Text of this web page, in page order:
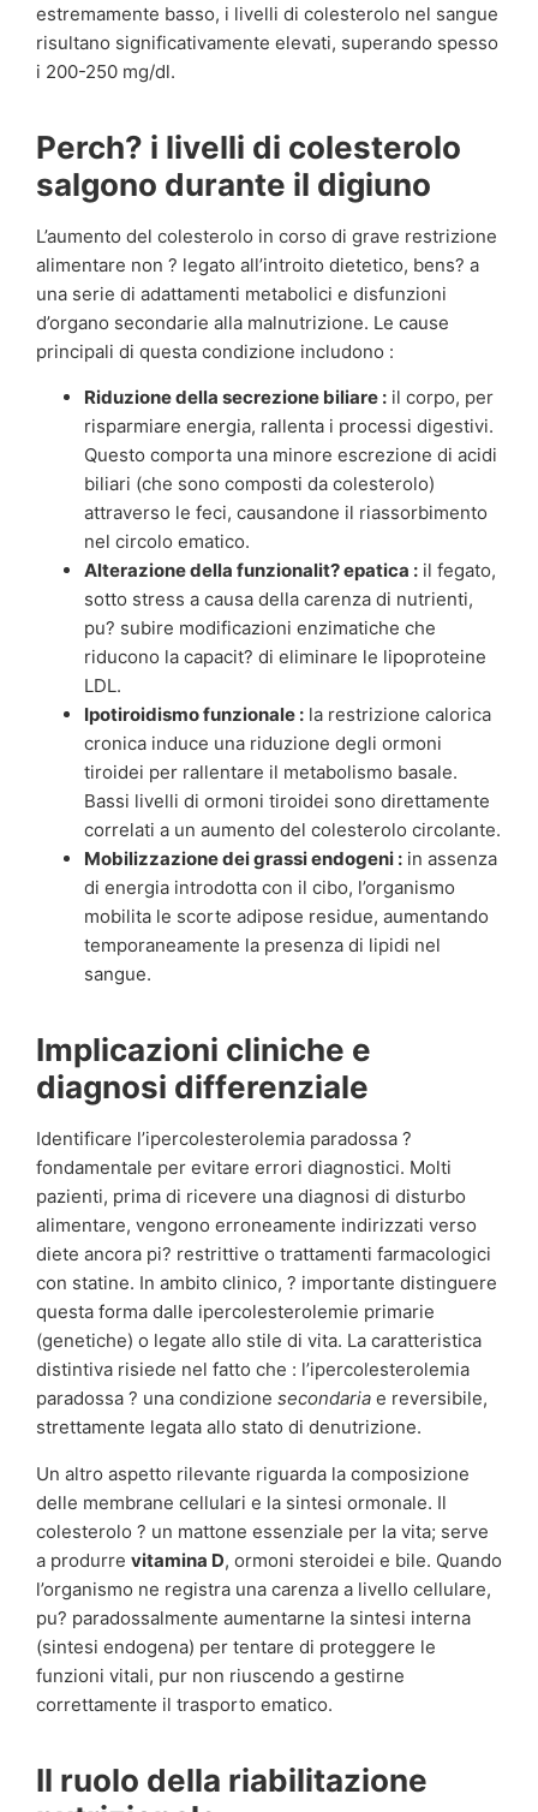
estremamente basso, i livelli di colesterolo nel sangue
risultano significativamente elevati, superando spesso
i 200-250 mg/dl.
Perch? i livelli di colesterolo
salgono durante il digiuno
L’aumento del colesterolo in corso di grave restrizione
alimentare non ? legato all’introito dietetico, bens? a
una serie di adattamenti metabolici e disfunzioni
d’organo secondarie alla malnutrizione. Le cause
principali di questa condizione includono :
Riduzione della secrezione biliare : il corpo, per
risparmiare energia, rallenta i processi digestivi.
Questo comporta una minore escrezione di acidi
biliari (che sono composti da colesterolo)
attraverso le feci, causandone il riassorbimento
nel circolo ematico.
Alterazione della funzionalit? epatica : il fegato,
sotto stress a causa della carenza di nutrienti,
pu? subire modificazioni enzimatiche che
riducono la capacit? di eliminare le lipoproteine
LDL.
Ipotiroidismo funzionale : la restrizione calorica
cronica induce una riduzione degli ormoni
tiroidei per rallentare il metabolismo basale.
Bassi livelli di ormoni tiroidei sono direttamente
correlati a un aumento del colesterolo circolante.
Mobilizzazione dei grassi endogeni : in assenza
di energia introdotta con il cibo, l’organismo
mobilita le scorte adipose residue, aumentando
temporaneamente la presenza di lipidi nel
sangue.
Implicazioni cliniche e
diagnosi differenziale
Identificare l’ipercolesterolemia paradossa ?
fondamentale per evitare errori diagnostici. Molti
pazienti, prima di ricevere una diagnosi di disturbo
alimentare, vengono erroneamente indirizzati verso
diete ancora pi? restrittive o trattamenti farmacologici
con statine. In ambito clinico, ? importante distinguere
questa forma dalle ipercolesterolemie primarie
(genetiche) o legate allo stile di vita. La caratteristica
distintiva risiede nel fatto che : l’ipercolesterolemia
paradossa ? una condizione secondaria e reversibile,
strettamente legata allo stato di denutrizione.
Un altro aspetto rilevante riguarda la composizione
delle membrane cellulari e la sintesi ormonale. Il
colesterolo ? un mattone essenziale per la vita; serve
a produrre vitamina D, ormoni steroidei e bile. Quando
l’organismo ne registra una carenza a livello cellulare,
pu? paradossalmente aumentarne la sintesi interna
(sintesi endogena) per tentare di proteggere le
funzioni vitali, pur non riuscendo a gestirne
correttamente il trasporto ematico.
Il ruolo della riabilitazione